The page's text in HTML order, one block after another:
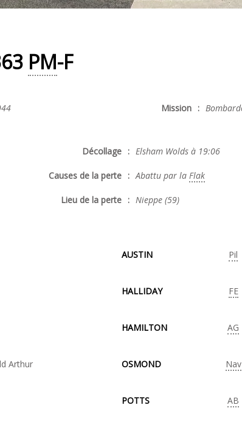
PM-F
Mission :
Décollage : Elsham Wolds à 19:06
Causes de la perte : Abattu par la Flak
Lieu de la perte : Nieppe (59)
AUSTIN Pil
HALLIDAY FE
HAMILTON AG
Arthur OSMOND Nav
POTTS AB